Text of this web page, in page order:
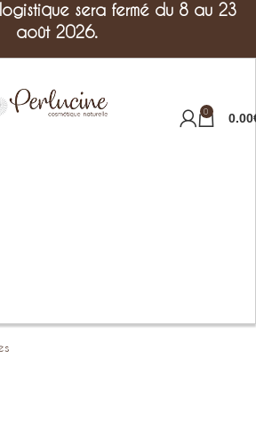
0 0.00
sera fermé du 8 au 23
août 2026.